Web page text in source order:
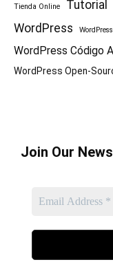
Tienda Online Tutorial
WordPress
WordPress Código
WordPress Open-
Join Our